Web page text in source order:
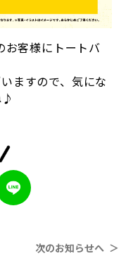
お客様にトートバ
ますので、気にな
♪
次のお知らせへ ＞